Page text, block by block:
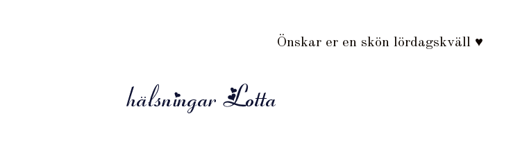
Önskar er en skön lördagskväll ♥